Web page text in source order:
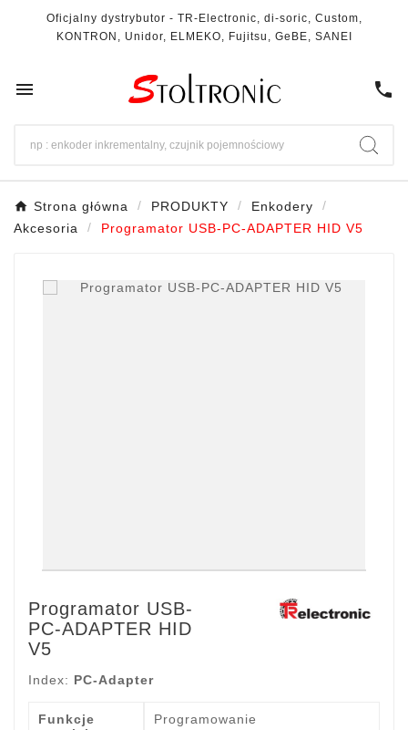
Oficjalny dystrybutor - TR-Electronic, di-soric, Custom,
KONTRON, Unidor, ELMEKO, Fujitsu, GeBE, SANEI
 call
Strona główna PRODUKTY
Enkodery
Akcesoria
Programator USB-PC-ADAPTER HID V5
Programator USB-
PC-ADAPTER HID
V5
Index: PC-Adapter
Funkcje
Programowanie